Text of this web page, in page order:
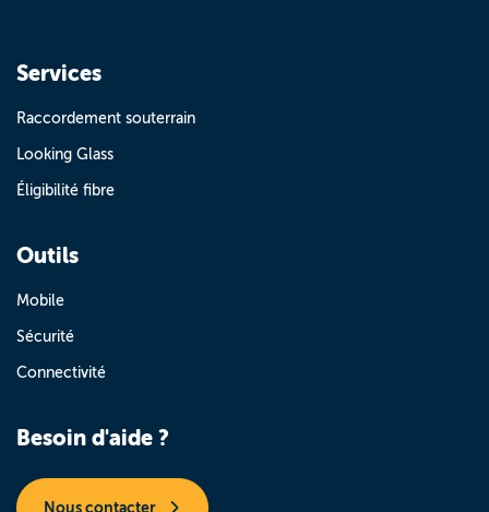
Services
Raccordement souterrain
Looking Glass
Éligibilité fibre
Outils
Mobile
Sécurité
Connectivité
Besoin d'aide ?
Nous contacter